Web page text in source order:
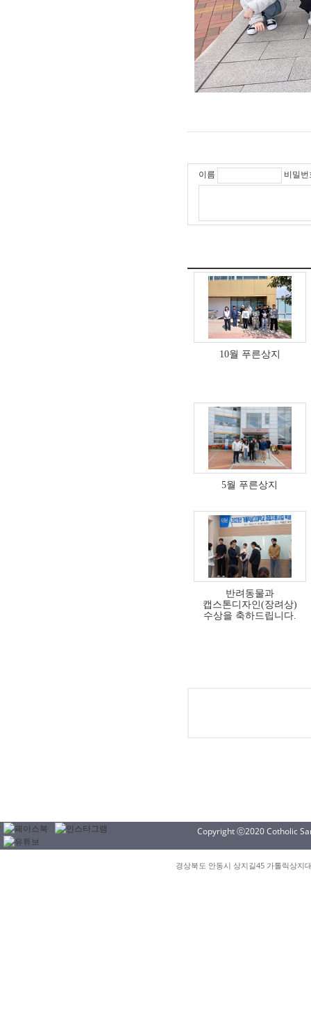
이름 비밀
10월 푸른상지
5월 푸른상지
반려동물과
캡스톤디자인(장려상)
수상을 축하드립니다.
Copyright ⓒ2020 Cotholic
경상북도 안동시 상지길45 가톨릭상